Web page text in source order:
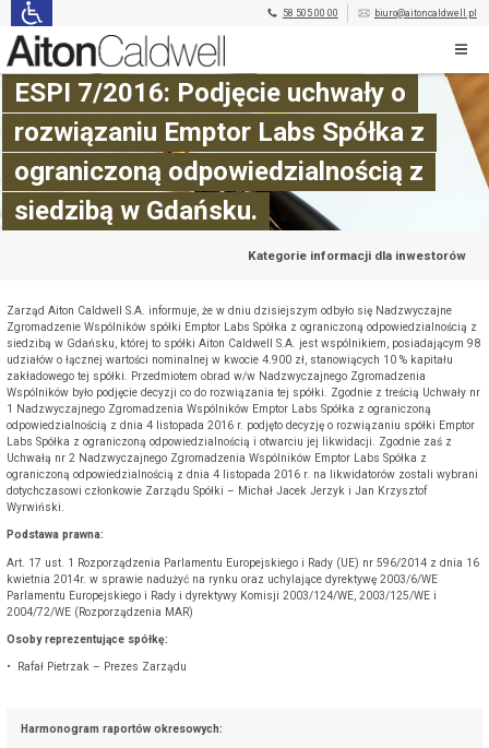
58 505 00 00 biuro@aitoncaldwell.pl
ESPI 7/2016: Podjęcie uchwały o
rozwiązaniu Emptor Labs Spółka z
ograniczoną odpowiedzialnością z
siedzibą w Gdańsku.
Kategorie informacji dla inwestorów
Zarząd Aiton Caldwell S.A. informuje, że w dniu dzisiejszym odbyło się Nadzwyczajne
Zgromadzenie Wspólników spółki Emptor Labs Spółka z ograniczoną odpowiedzialnością z
siedzibą w Gdańsku, której to spółki Aiton Caldwell S.A. jest wspólnikiem, posiadającym 98
udziałów o łącznej wartości nominalnej w kwocie 4.900 zł, stanowiących 10 % kapitału
zakładowego tej spółki. Przedmiotem obrad w/w Nadzwyczajnego Zgromadzenia
Wspólników było podjęcie decyzji co do rozwiązania tej spółki. Zgodnie z treścią Uchwały nr
1 Nadzwyczajnego Zgromadzenia Wspólników Emptor Labs Spółka z ograniczoną
odpowiedzialnością z dnia 4 listopada 2016 r. podjęto decyzję o rozwiązaniu spółki Emptor
Labs Spółka z ograniczoną odpowiedzialnością i otwarciu jej likwidacji. Zgodnie zaś z
Uchwałą nr 2 Nadzwyczajnego Zgromadzenia Wspólników Emptor Labs Spółka z
ograniczoną odpowiedzialnością z dnia 4 listopada 2016 r. na likwidatorów zostali wybrani
dotychczasowi członkowie Zarządu Spółki – Michał Jacek Jerzyk i Jan Krzysztof
Wyrwiński.
Podstawa prawna:
Art. 17 ust. 1 Rozporządzenia Parlamentu Europejskiego i Rady (UE) nr 596/2014 z dnia 16
kwietnia 2014r. w sprawie nadużyć na rynku oraz uchylające dyrektywę 2003/6/WE
Parlamentu Europejskiego i Rady i dyrektywy Komisji 2003/124/WE, 2003/125/WE i
2004/72/WE (Rozporządzenia MAR)
Osoby reprezentujące spółkę:
• Rafał Pietrzak – Prezes Zarządu
Harmonogram raportów okresowych: